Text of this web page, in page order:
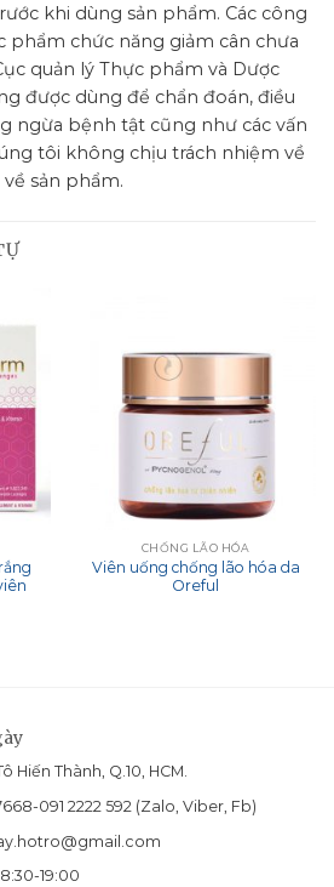
khi dùng sản phẩm. Các công
phẩm chức năng giảm cân chưa
quản lý Thực phẩm và Dược
được dùng để chẩn đoán, điều
ngừa bệnh tật cũng như các vấn
tôi không chịu trách nhiệm về
sản phẩm.
CHỐNG LÃO HÓA
Viên uống chống lão hóa da
Oreful
Hiến Thành, Q.10, HCM.
091 2222 592 (Zalo, Viber, Fb)
19:00